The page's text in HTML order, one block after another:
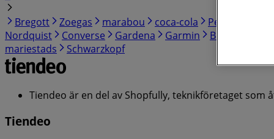
Bregott
Zoegas marabou coca-cola Pepsi
Nordquist
Converse Gardena Garmin Bosch
mariestads
Schwarzkopf
Tiendeo är en del av Shopfully, teknikföretaget
Tiendeo